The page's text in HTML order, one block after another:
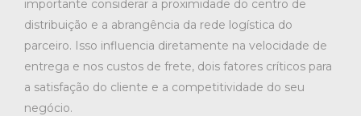
importante considerar a proximidade do centro de
distribuição e a abrangência da rede logística do
parceiro. Isso influencia diretamente na velocidade de
entrega e nos custos de frete, dois fatores críticos para
a satisfação do cliente e a competitividade do seu
negócio.